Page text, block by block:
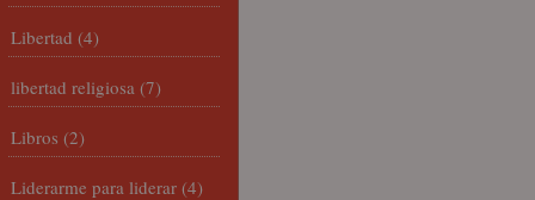
Libertad (4)
libertad religiosa (7)
Libros (2)
Liderarme para liderar (4)